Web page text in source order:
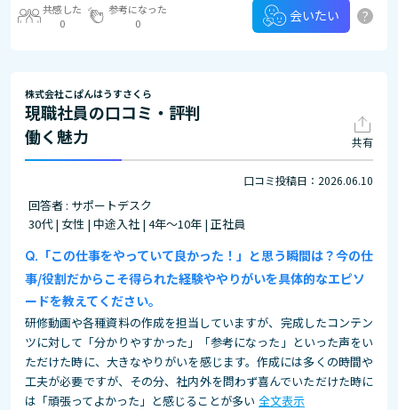
共感した
0
参考になった
0
会いたい ?
株式会社こぱんはうすさくら
現職社員の口コミ・評判
働く魅力
共有
口コミ投稿日：2026.06.10
回答者 : サポートデスク
30代 | 女性 | 中途入社 | 4年～10年 | 正社員
「この仕事をやっていて良かった！」と思う瞬間は？今の仕
事/役割だからこそ得られた経験ややりがいを具体的なエピソ
ードを教えてください。
研修動画や各種資料の作成を担当していますが、完成したコンテン
ツに対して「分かりやすかった」「参考になった」といった声をい
ただけた時に、大きなやりがいを感じます。作成には多くの時間や
工夫が必要ですが、その分、社内外を問わず喜んでいただけた時に
は「頑張ってよかった」と感じることが多い 全文表示